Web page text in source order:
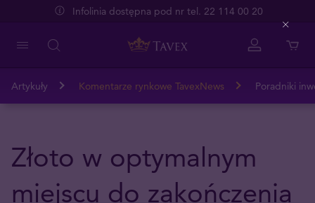
Infolinia dostępna pod nr tel. 22 114 00 20
Artykuły Komentarze rynkowe TavexNews Poradniki
Złoto w optymalnym
miejscu do zakończenia
Close